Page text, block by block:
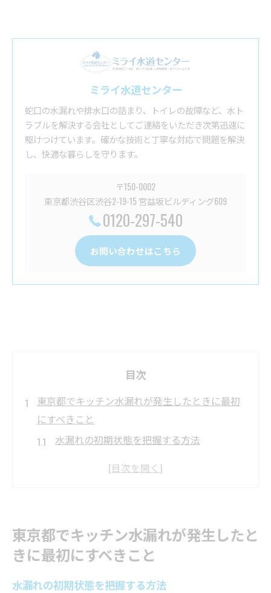
ミライ水道センター
蛇口の水漏れや排水口の詰まり、トイレの故障など、水ト
ラブルを解決する会社としてご連絡をいただき次第迅速に
駆けつけています。確かな技術と丁寧な対応で問題を解決
し、快適な暮らしを守ります。
〒150-0002
東京都渋谷区渋谷2-19-15 宮益坂ビルディング609
0120-297-540
お問い合わせはこちら
目次
東京都でキッチン水漏れが発生したときに最初
にすべきこと
水漏れの初期状態を把握する方法
被害を最小限に抑えるための注意点
水トラブルの専門家が教える東京都のキッチン
水漏れ対応策
東京都でキッチン水漏れが発生したと
きに最初にすべきこと
水漏れの初期状態を把握する方法